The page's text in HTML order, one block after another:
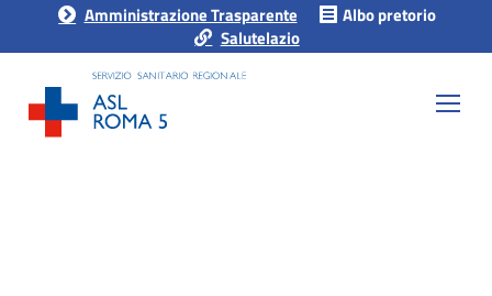
Amministrazione Trasparente
Albo pretorio
Salutelazio